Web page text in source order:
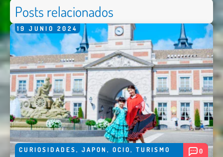
Posts relacionados
19 JUNIO 2024
CURIOSIDADES, JAPON , OCIO, TURISMO 0